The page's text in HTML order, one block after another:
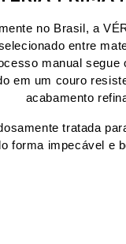
no Brasil, a
entre
manual
em um couro
acabamento
tratada
forma impecável e